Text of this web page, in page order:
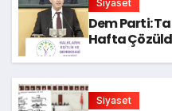
Siyaset
Dem Parti:
Hafta
Siyaset